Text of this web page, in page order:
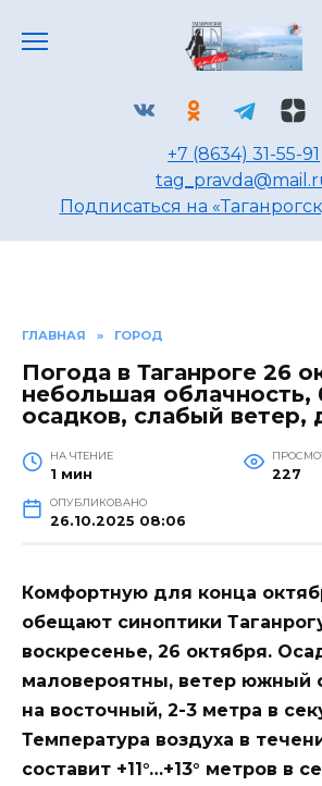
+7 (8634) 31-55-91
Подписаться на
ГЛАВНАЯ » ГОРОД
Погода в Таганроге 26
небольшая облачность,
осадков, слабый ветер,
НА ЧТЕНИЕ
1 мин 227
ОПУБЛИКОВАНО
26.10.2025 08:06
Комфортную для конца
обещают синоптики
воскресенье, 26 октября.
маловероятны, ветер южный
на восточный, 2-3 метра в
Температура воздуха в
составит +11°…+13° метров в